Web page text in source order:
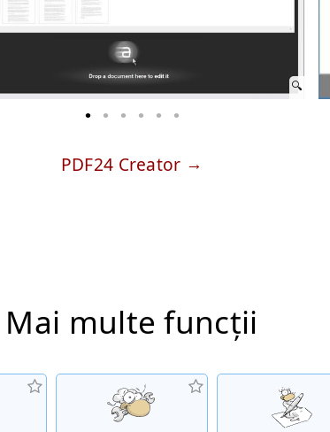
PDF24 Creator
Mai multe funcții